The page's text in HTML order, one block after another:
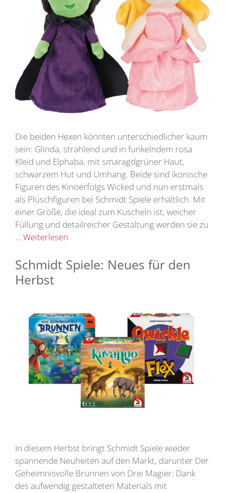
Die beiden Hexen könnten unterschiedlicher kaum
sein: Glinda, strahlend und in funkelndem rosa
Kleid und Elphaba, mit smaragdgrüner Haut,
schwarzem Hut und Umhang. Beide sind ikonische
Figuren des Kinoerfolgs Wicked und nun erstmals
als Plüschfiguren bei Schmidt Spiele erhältlich. Mit
einer Größe, die ideal zum Kuscheln ist, weicher
Füllung und detailreicher Gestaltung werden sie zu
… Weiterlesen
Schmidt Spiele: Neues für den
Herbst
In diesem Herbst bringt Schmidt Spiele wieder
spannende Neuheiten auf den Markt, darunter Der
Geheimnisvolle Brunnen von Drei Magier: Dank
des aufwendig gestalteten Materials mit